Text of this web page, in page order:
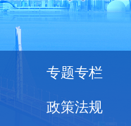
专题专栏
政策法规